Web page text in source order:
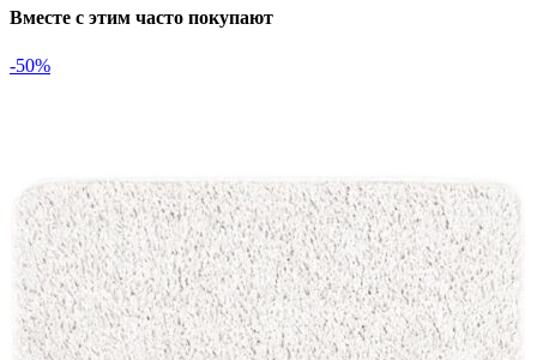
Вместе с этим часто покупают
-50%